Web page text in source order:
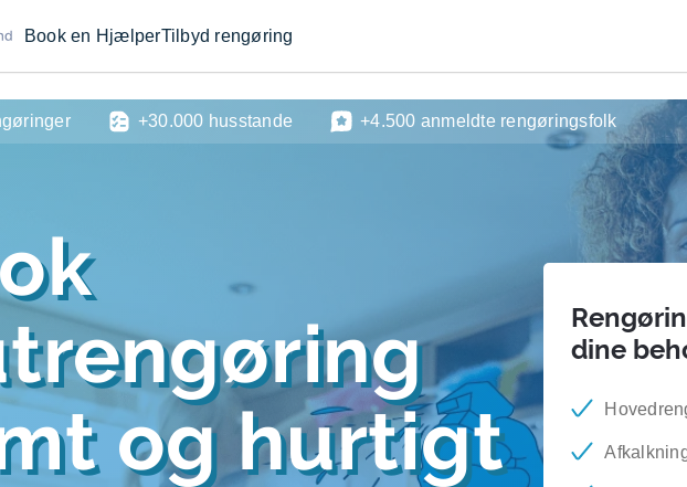
Book en HjælperTilbyd rengøring
og hurtigt
dine
+30.000 husstande +4.500 anmeldte rengøringsfolk